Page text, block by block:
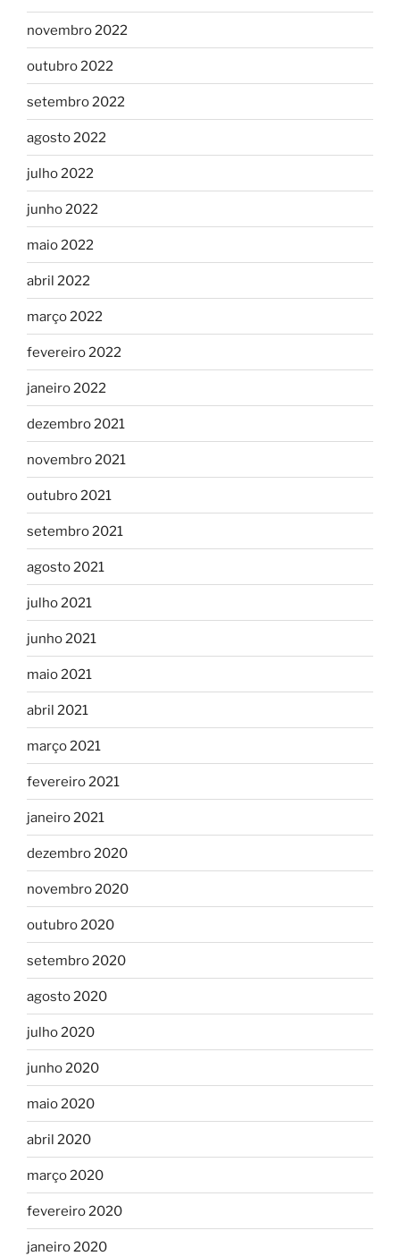
novembro 2022
outubro 2022
setembro 2022
agosto 2022
julho 2022
junho 2022
maio 2022
abril 2022
março 2022
fevereiro 2022
janeiro 2022
dezembro 2021
novembro 2021
outubro 2021
setembro 2021
agosto 2021
julho 2021
junho 2021
maio 2021
abril 2021
março 2021
fevereiro 2021
janeiro 2021
dezembro 2020
novembro 2020
outubro 2020
setembro 2020
agosto 2020
julho 2020
junho 2020
maio 2020
abril 2020
março 2020
fevereiro 2020
janeiro 2020